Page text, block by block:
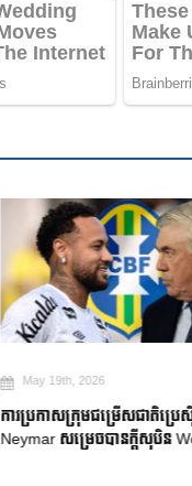
May 19th, 2026
ការប្រកាសក្រុមជម្រើសជាតិប្រេ
Neymar សម្រេចបានក្តីសុបិន